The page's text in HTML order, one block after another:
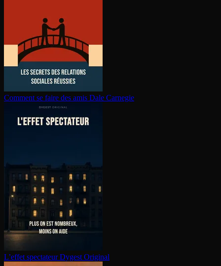
Comment se faire des amis Dale Carnegie
L’effet spectateur Dygest Original